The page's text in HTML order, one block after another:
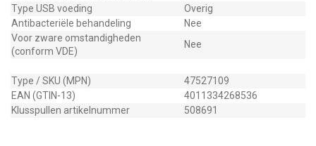
Type USB voeding
Overig
Antibacteriële behandeling
Nee
Voor zware omstandigheden
(conform VDE)
Nee
Type / SKU (MPN)
47527109
EAN (GTIN-13)
4011334268536
Klusspullen artikelnummer
508691